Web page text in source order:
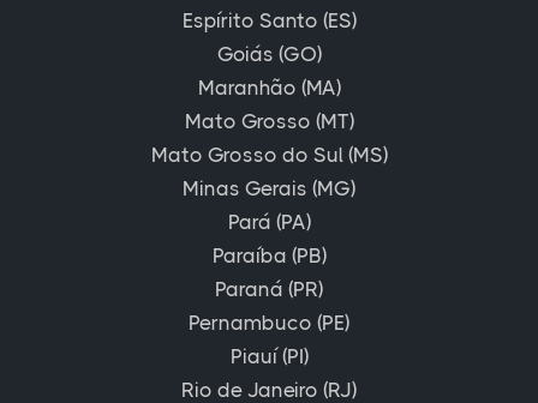
Espírito Santo (ES)
Goiás (GO)
Maranhão (MA)
Mato Grosso (MT)
Mato Grosso do Sul (MS)
Minas Gerais (MG)
Pará (PA)
Paraíba (PB)
Paraná (PR)
Pernambuco (PE)
Piauí (PI)
Rio de Janeiro (RJ)